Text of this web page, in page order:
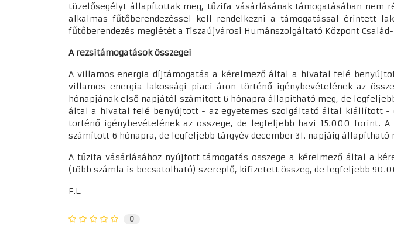
tüzelősegélyt állapítottak meg, tűzifa vásárlásának támogatásában nem
alkalmas fűtőberendezéssel kell rendelkezni a támogatással érintett
fűtőberendezés meglétét a Tiszaújvárosi Humánszolgáltató Központ
A rezsitámogatások összegei
A villamos energia díjtámogatás a kérelmező által a hivatal felé
villamos energia lakossági piaci áron történő igénybevételének az
hónapjának első napjától számított 6 hónapra állapítható meg, de
által a hivatal felé benyújtott - az egyetemes szolgáltató által kiállított -
történő igénybevételének az összege, de legfeljebb havi 15.000 forint.
számított 6 hónapra, de legfeljebb tárgyév december 31. napjáig állapítható
A tűzifa vásárlásához nyújtott támogatás összege a kérelmező által a
(több számla is becsatolható) szereplő, kifizetett összeg, de legfeljebb
F.L.
0